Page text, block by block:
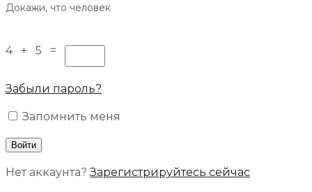
Докажи, что человек
4 + 5 =
Забыли пароль?
Запомнить меня
Нет аккаунта?Зарегистрируйтесь сейчас